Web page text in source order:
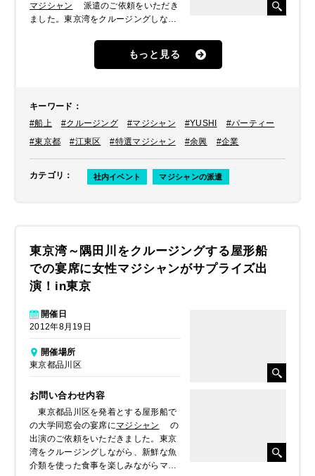
マジシャン
派遣のご依頼をいただき
ました。東京湾をクルージングしなが
役としての出演依頼でしたので、本格
をご提案したと
もっと見る
キーワード ：
#船上
#クルージング #マジシャン #YUSHI
#パーティー
#東京都
#江東区 #特選マジシャン #余興 #企業
カテゴリ ： 社内イベント マジシャンの派遣
東京湾～隅田川をクルージングする屋形船
での宴席に女性マジシャンがサプライズ出
演！in東京
開催日
2012年8月19日
開催場所
東京都品川区
お問い合わせ内容
東京都品川区を発着とする屋形船で
の大学同窓会の宴席にマジシャン
の
出演のご依頼をいただきました。東京
湾をクルージングしながら、新鮮な魚
介類を使った食事を楽しみながらマジ